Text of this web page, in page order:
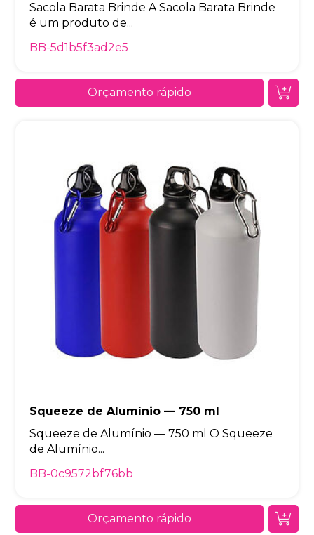
Sacola Barata Brinde A Sacola Barata Brinde
é um produto de...
BB-5d1b5f3ad2e5
Orçamento rápido
Squeeze de Alumínio — 750 ml
Squeeze de Alumínio — 750 ml O Squeeze
de Alumínio...
BB-0c9572bf76bb
Orçamento rápido